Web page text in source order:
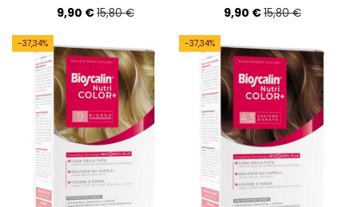
9,90 €15,80 €
9,90 €15,80 €
-37,34% -37,34%